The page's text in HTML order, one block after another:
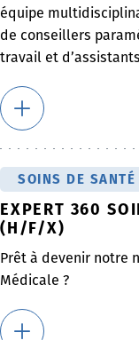
équipe
de conseillers
travail et
SOINS DE SANTÉ
EXPERT 360
(H/F/X)
Prêt à devenir notre
Médicale ?